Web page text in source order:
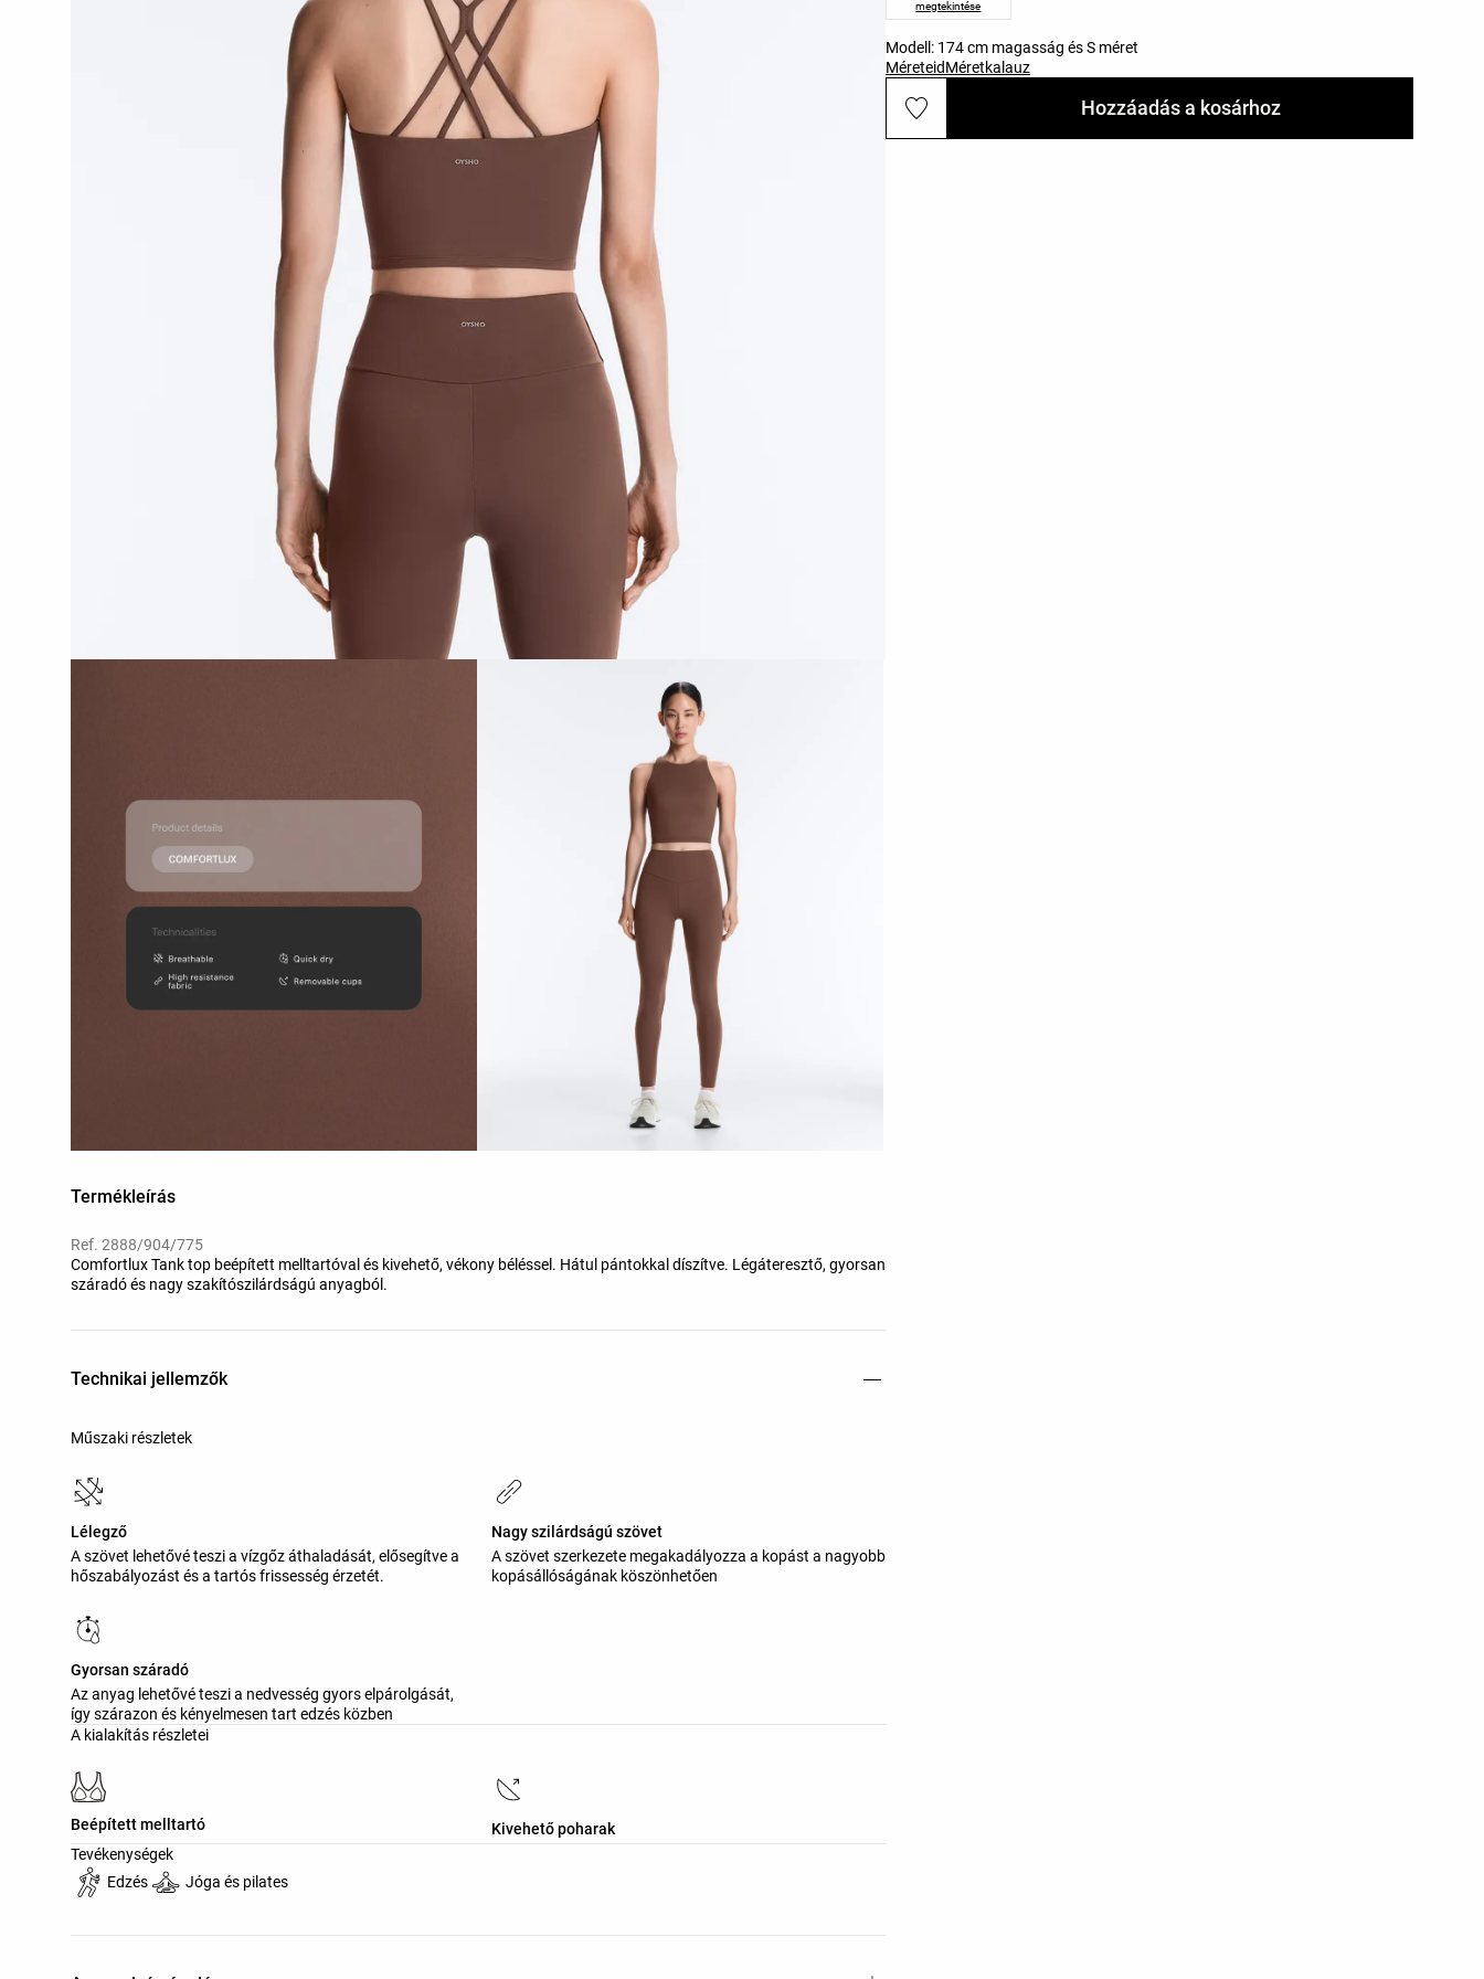
Termékleírás
Ref. 2888/904/775
Comfortlux Tank top beépített melltartóval és kivehető, vékony béléssel. Hátul pántokkal díszítve. Légáteresztő, gyorsan
száradó és nagy szakítószilárdságú anyagból.
Technikai jellemzők
Műszaki részletek
Lélegző
A szövet lehetővé teszi a vízgőz áthaladását, elősegítve a
hőszabályozást és a tartós frissesség érzetét.
Nagy szilárdságú szövet
A szövet szerkezete megakadályozza a kopást a nagyobb
kopásállóságának köszönhetően
Gyorsan száradó
Az anyag lehetővé teszi a nedvesség gyors elpárolgását,
így szárazon és kényelmesen tart edzés közben
A kialakítás részletei
Beépített melltartó
Kivehető poharak
Tevékenységek
Edzés
Jóga és pilates
megtekintése
Modell: 174 cm magasság és S méret
MéreteidMéretkalauz
Hozzáadás a kosárhoz